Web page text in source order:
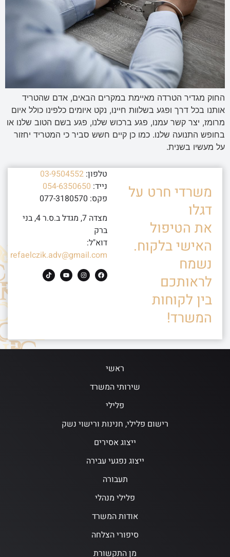
החוק מגדיר הטרדה מאיימת במקרים הבאים, אדם שהטריד
אותנו בכל דרך ופגע בשלוות חיינו, נקט איומים כלפינו כולל איום
מרומז, יצר קשר עמנו, פגע ברכוש שלנו, פגע בשם הטוב שלנו או
בחופש התנועה שלנו. כמו כן קיים חשש סביר כי המטריד יחזור
על מעשיו בשנית.
משרדי חרט על
דגלו
את הטיפול
האישי בלקוח.
נשמח
לראותכם
בין לקוחות
המשרד!
טלפון: 03-9504552
נייד: 054-6350650
פקס: 077-3180570
מצדה 7, מגדל ב.ס.ר 4, בני
ברק
דוא"ל:
refaelczik.adv@gmail.com
ראשי
שירותי המשרד
פלילי
רישום פלילי, חנינות ורישוי נשק
ייצוג אסירים
ייצוג נפגעי עבירה
תעבורה
פלילי מנהלי
אודות המשרד
סיפורי הצלחה
מן התקשורת